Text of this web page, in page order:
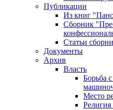
Публикации
Из книг
Сборник
Статьи
Документы
Архив
Власть
Борьба
Место
Религия